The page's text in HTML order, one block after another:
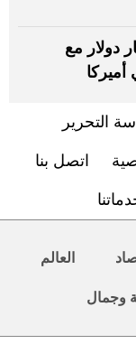
صفقة بأكثر من 30 مليار دولار مع
أميركا
التحرير
اتصل بنا
العالم
وجمال